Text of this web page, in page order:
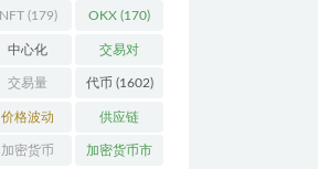
NFT(179) OKX (170)
中心化
(3923)
交易对
(359)
交易量
(246)
代币 (1602)
价格波动
(630)
供应链
(118)
加密货币 加密货币市